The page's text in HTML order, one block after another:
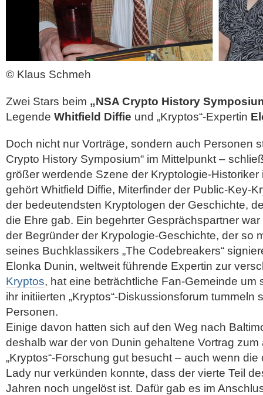
© Klaus Schmeh
Zwei Stars beim „NSA Crypto History
Legende Whitfield Diffie und „Kryptos“-Expertin
Doch nicht nur Vorträge, sondern auch Personen
Crypto History Symposium“ im Mittelpunkt –
größer werdende Szene der Kryptologie-Historiker
gehört Whitfield Diffie, Miterfinder der Public-Key-
der bedeutendsten Kryptologen der Geschichte,
die Ehre gab. Ein begehrter Gesprächspartner
der Begründer der Krypologie-Geschichte, der so
seines Buchklassikers „The Codebreakers“
Elonka Dunin, weltweit führende Expertin zur
Kryptos, hat eine beträchtliche Fan-Gemeinde um
ihr initiierten „Kryptos“-Diskussionsforum tummeln
Personen.
Einige davon hatten sich auf den Weg nach
deshalb war der von Dunin gehaltene Vortrag
„Kryptos“-Forschung gut besucht – auch wenn
Lady nur verkünden konnte, dass der vierte Teil
Jahren noch ungelöst ist. Dafür gab es im